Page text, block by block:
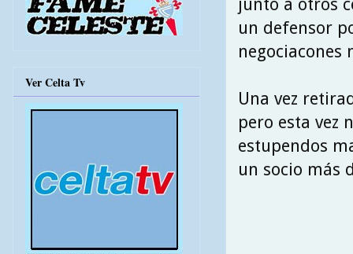
junto a otros
un defensor
negociacones
Una vez
pero esta vez
estupendos
un socio más
Ver Celta Tv